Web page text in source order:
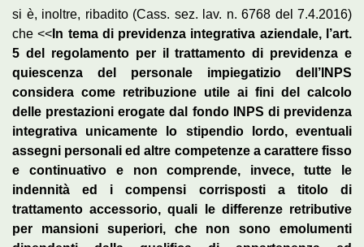
si è, inoltre, ribadito (Cass. sez. lav. n. 6768 del 7.4.2016)
che << In tema di previdenza integrativa aziendale, l’art.
5 del regolamento per il trattamento di previdenza e
quiescenza del personale impiegatizio dell’INPS
considera come retribuzione utile ai fini del calcolo
delle prestazioni erogate dal fondo INPS di previdenza
integrativa unicamente lo stipendio lordo, eventuali
assegni personali ed altre competenze a carattere fisso
e continuativo e non comprende, invece, tutte le
indennità ed i compensi corrisposti a titolo di
trattamento accessorio, quali le differenze retributive
per mansioni superiori, che non sono emolumenti